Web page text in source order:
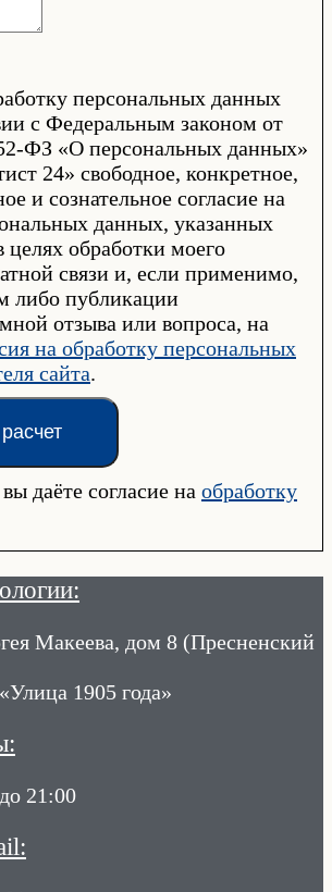
персональных данных
с Федеральным законом от
ФЗ «О персональных данных»
24» свободное, конкретное,
и сознательное согласие на
данных, указанных
обработки моего
связи и, если применимо,
либо публикации
отзыва или вопроса, на
на обработку персональных
сайта.
даёте согласие на обработку
Макеева, дом 8 (Пресненский
1905 года»
21:00